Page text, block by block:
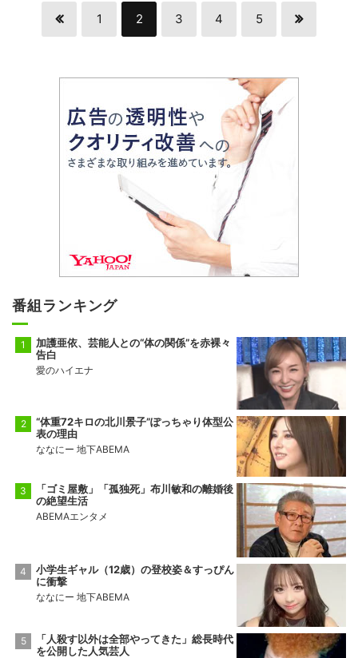
1 2 3 4 5
番組ランキング
加護亜依、芸能人との“体の関係”を赤裸々
告白
愛のハイエナ
“体重72キロの北川景子”ぽっちゃり体型公
表の理由
ななにー 地下ABEMA
「ゴミ屋敷」「孤独死」布川敏和の離婚後
の絶望生活
ABEMAエンタメ
小学生ギャル（12歳）の登校姿＆すっぴん
に衝撃
ななにー 地下ABEMA
「人殺す以外は全部やってきた」総長時代
を公開した人気芸人